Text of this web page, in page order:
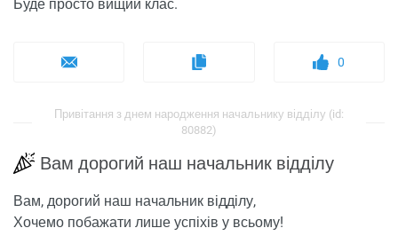
Буде просто вищий клас.
0
Привітання з днем ​​народження начальнику відділу (id:
80882)
Вам дорогий наш начальник відділу
Вам, дорогий наш начальник відділу,
Хочемо побажати лише успіхів у всьому!